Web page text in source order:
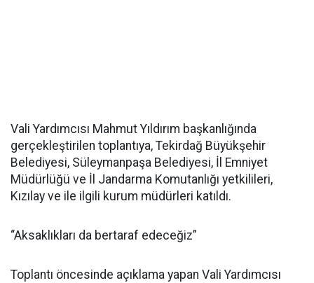
Vali Yardımcısı Mahmut Yıldırım başkanlığında
gerçekleştirilen toplantıya, Tekirdağ Büyükşehir
Belediyesi, Süleymanpaşa Belediyesi, İl Emniyet
Müdürlüğü ve İl Jandarma Komutanlığı yetkilileri,
Kızılay ve ile ilgili kurum müdürleri katıldı.
“Aksaklıkları da bertaraf edeceğiz”
Toplantı öncesinde açıklama yapan Vali Yardımcısı